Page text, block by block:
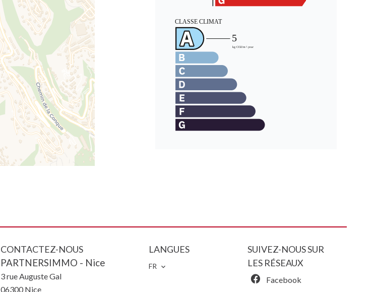
CONTACTEZ-NOUS
PARTNERSIMMO - Nice
3 rue Auguste Gal
06300Nice
LANGUES
FR
SUIVEZ-NOUS SUR
LES RÉSEAUX
Facebook